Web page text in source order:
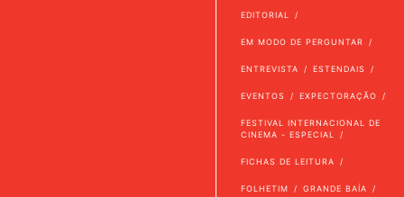
EDITORIAL
EM MODO DE PERGUNTAR
ENTREVISTA ESTENDAIS
EVENTOS EXPECTORAÇÃO
FESTIVAL INTERNACIONAL DE
CINEMA - ESPECIAL
FICHAS DE LEITURA
FOLHETIM GRANDE BAÍA